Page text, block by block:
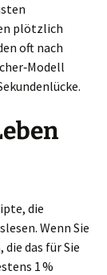
plötzlich
oft nach
die
Wenn Sie
das für Sie
1 %